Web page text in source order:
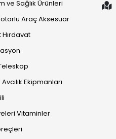
ve Sağlık Ürünleri
Araç Aksesuar
Hırdavat
Ekipmanları
Vitaminler